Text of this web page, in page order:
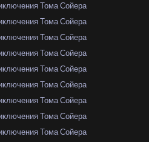
Тома Сойера
Тома Сойера
Тома Сойера
Тома Сойера
Тома Сойера
Тома Сойера
Тома Сойера
Тома Сойера
Тома Сойера